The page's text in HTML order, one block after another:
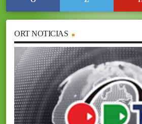
ORT NOTICIAS